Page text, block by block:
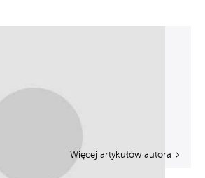
Więcej artykułów autora